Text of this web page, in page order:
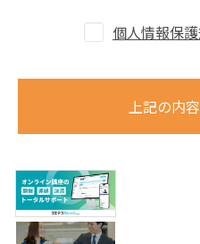
個人情報保
上記の内